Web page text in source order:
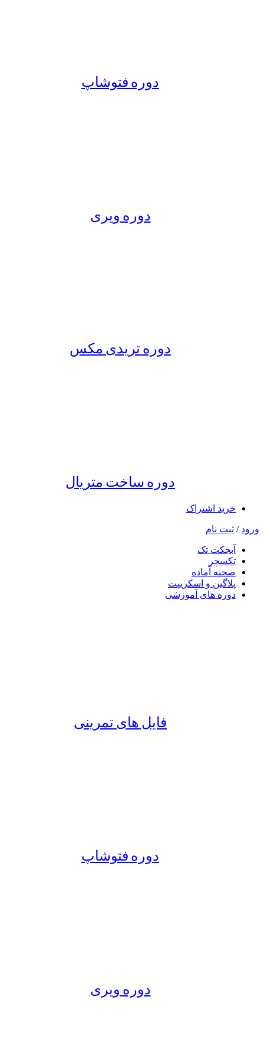
دوره فتوشاپ
دوره ویری
دوره تریدی مکس
دوره ساخت متریال
خرید اشتراک
ورود / ثبت نام
آبجکت تک
تکسچر
صحنه آماده
پلاگین و اسکریپت
دوره های آموزشی
فایل های تمرینی
دوره فتوشاپ
دوره ویری